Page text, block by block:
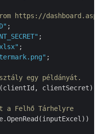
https://
;
egy példányát.
clientSecret);
Felhő Tárhelyre